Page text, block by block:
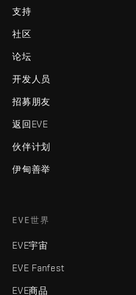
支持
社区
论坛
开发人员
招募朋友
返回EVE
伙伴计划
伊甸善举
EVE世界
EVE宇宙
EVE Fanfest
EVE商品